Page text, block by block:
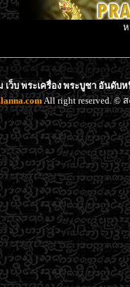
เว็บ พระเครื่อง พระบูชา อันดับ
All right reserved. ©